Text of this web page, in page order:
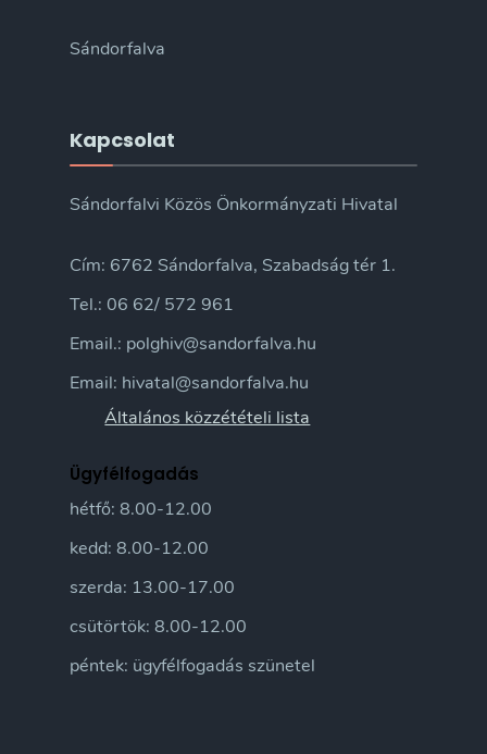
Sándorfalva
Kapcsolat
Sándorfalvi Közös Önkormányzati Hivatal
Cím: 6762 Sándorfalva, Szabadság tér 1.
Tel.: 06 62/ 572 961
Email.: polghiv@sandorfalva.hu
Email: hivatal@sandorfalva.hu
Általános közzétételi lista
Ügyfélfogadás
hétfő: 8.00-12.00
kedd: 8.00-12.00
szerda: 13.00-17.00
csütörtök: 8.00-12.00
péntek: ügyfélfogadás szünetel